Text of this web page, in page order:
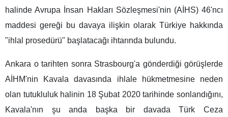
halinde Avrupa İnsan Hakları Sözleşmesi'nin (AİHS) 46'ncı
maddesi gereği bu davaya ilişkin olarak Türkiye hakkında
"ihlal prosedürü" başlatacağı ihtarında bulundu.
Ankara o tarihten sonra Strasbourg'a gönderdiği görüşlerde
AİHM'nin Kavala davasında ihlale hükmetmesine neden
olan tutukluluk halinin 18 Şubat 2020 tarihinde sonlandığını,
Kavala'nın şu anda başka bir davada Türk Ceza